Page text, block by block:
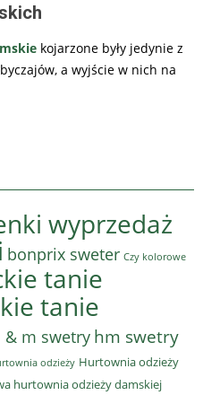
kojarzone były jedynie z
a wyjście w nich na
wyprzedaż
bonprix sweter Czy kolorowe
tanie
tanie
& m swetry hm swetry
odzieży Hurtownia odzieży
hurtownia odzieży damskiej